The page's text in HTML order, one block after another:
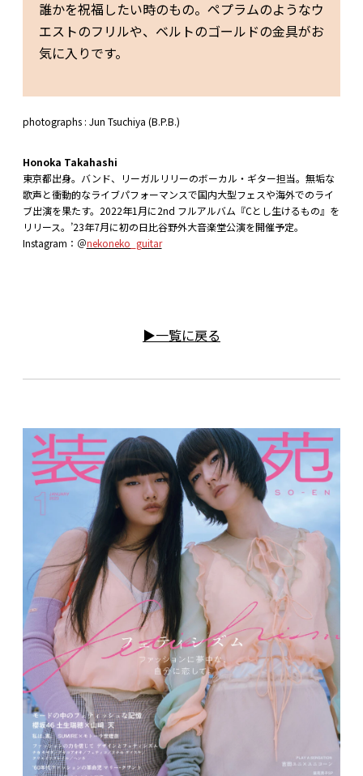
誰かを祝福したい時のもの。ペプラムのようなウ
エストのフリルや、ベルトのゴールドの金具がお
気に入りです。
photographs : Jun Tsuchiya (B.P.B.)
Honoka Takahashi
東京都出身。バンド、リーガルリリーのボーカル・ギター担当。無垢な
歌声と衝動的なライブパフォーマンスで国内大型フェスや海外でのライ
ブ出演を果たす。2022年1月に2nd フルアルバム『Cとし生けるもの』を
リリース。’23年7月に初の日比谷野外大音楽堂公演を開催予定。
Instagram：＠nekoneko_guitar
▶︎一覧に戻る